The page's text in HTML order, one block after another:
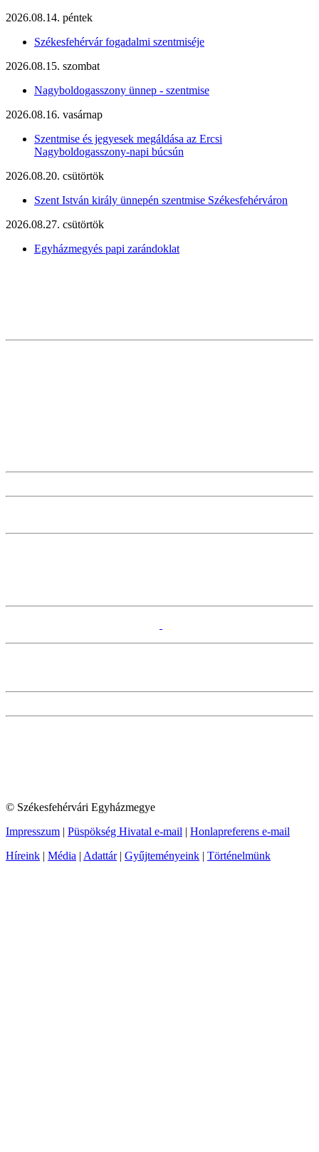
2026.08.14. péntek
Székesfehérvár fogadalmi szentmiséje
2026.08.15. szombat
Nagyboldogasszony ünnep - szentmise
2026.08.16. vasárnap
Szentmise és jegyesek megáldása az Ercsi
Nagyboldogasszony-napi búcsún
2026.08.20. csütörtök
Szent István király ünnepén szentmise Székesfehérváron
2026.08.27. csütörtök
Egyházmegyés papi zarándoklat
© Székesfehérvári Egyházmegye
Impresszum | Püspökség Hivatal e-mail | Honlapreferens e-mail
Híreink | Média | Adattár| Gyűjteményeink | Történelmünk